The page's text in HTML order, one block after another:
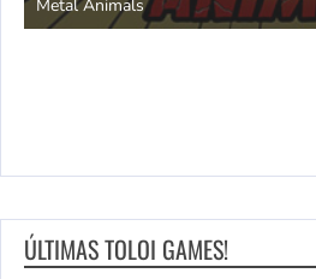
Metal Animals
ÚLTIMAS TOLOI GAMES!